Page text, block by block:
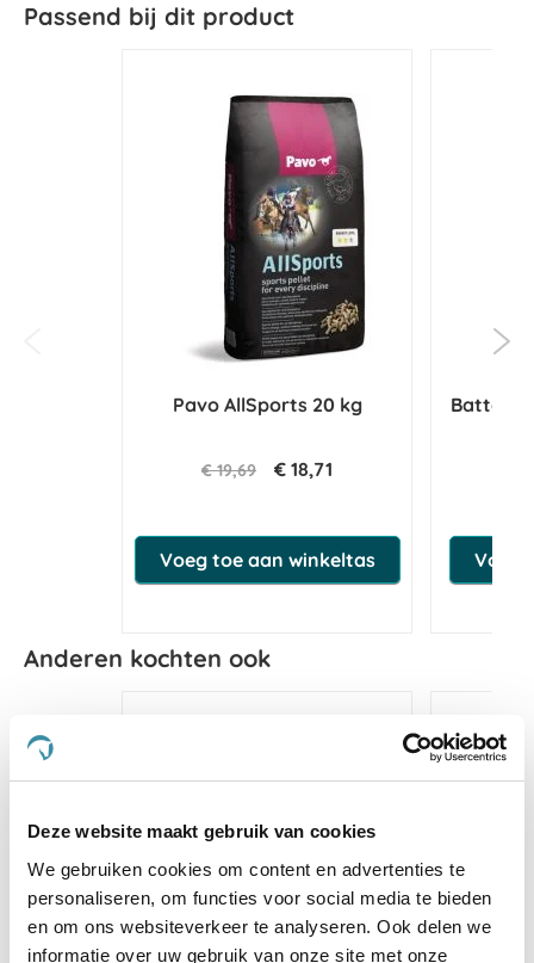
Deze website maakt gebruik van cookies
We gebruiken cookies om content en advertenties te
personaliseren, om functies voor social media te bieden
en om ons websiteverkeer te analyseren. Ook delen we
informatie over uw gebruik van onze site met onze
Passend bij dit product
Pavo AllSports 20 kg
€ 19,69 € 18,71
Voeg toe aan winkeltas
Batterij
Voeg
Anderen kochten ook